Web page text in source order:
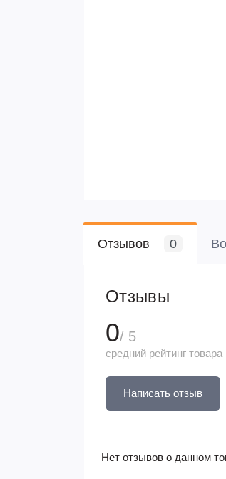
Отзывов 0
Отзывы
0/ 5
средний рейтинг товара
Написать отзыв
Нет отзывов о данном